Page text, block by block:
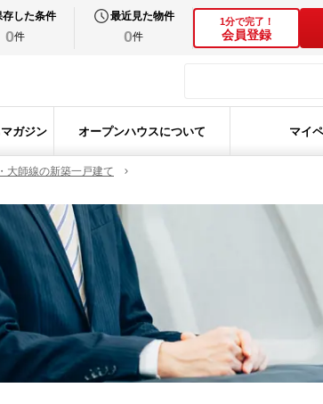
存した条件
0件
最近見た物件
0件
1分で完了！
会員登録
ガジン オープンハウスについて マイ
大師線の新築一戸建て